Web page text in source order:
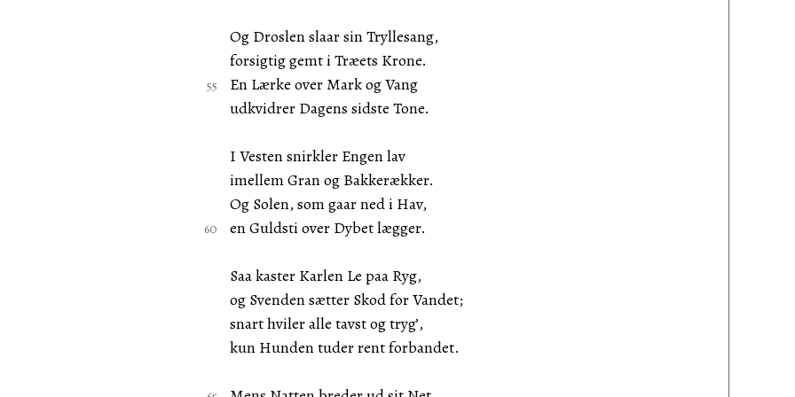
Og Droslen slaar sin Tryllesang,
forsigtig gemt i Træets Krone.
En Lærke over Mark og Vang
udkvidrer Dagens sidste Tone.
I Vesten snirkler Engen lav
imellem Gran og Bakkerækker.
Og Solen, som gaar ned i Hav,
en Guldsti over Dybet lægger.
Saa kaster Karlen Le paa Ryg,
og Svenden sætter Skod for Vandet;
snart hviler alle tavst og tryg’,
kun Hunden tuder rent forbandet.